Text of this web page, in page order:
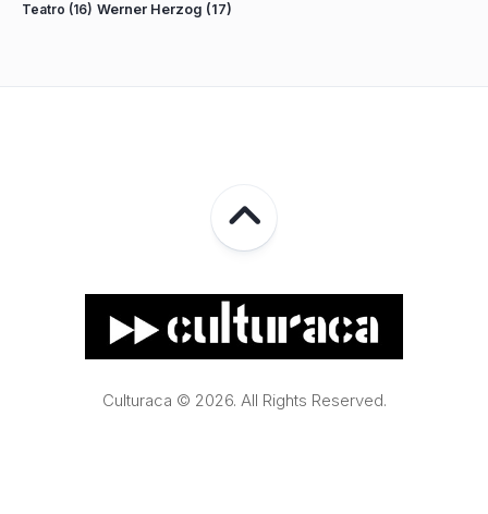
Teatro (16) Werner Herzog (17)
Culturaca © 2026. All Rights Reserved.